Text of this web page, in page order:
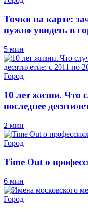
Точки на карте:
нужно увидеть в
5 мин
Город
10 лет жизни. Что
последнее
2 мин
Город
Time Out о
6 мин
Город